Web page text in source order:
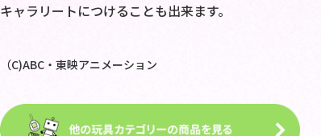
キャラリートにつけることも出来ます。
（C)ABC・東映アニメーション